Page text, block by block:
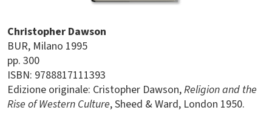
Christopher Dawson
BUR Milano 1995
pp. 300
ISBN: 9788817111393
Edizione originale: Cristopher Dawson,Religion and the
Rise of Western Culture, Sheed & Ward, London 1950.